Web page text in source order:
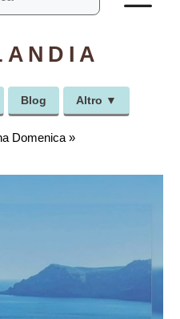
Blog Altro ▼
Domenica »